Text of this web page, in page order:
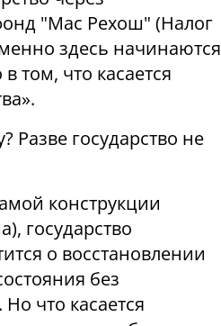
"Мас Рехош" (Налог
здесь начинаются
том, что касается
».
Разве государство не
конструкции
государство
о восстановлении
без
что касается